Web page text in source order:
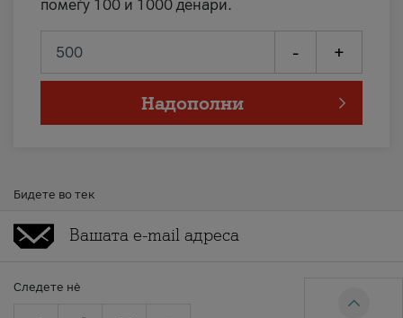
помеѓу 100 и 1000 денари.
- +
Надополни
Бидете во тек
Следете нè